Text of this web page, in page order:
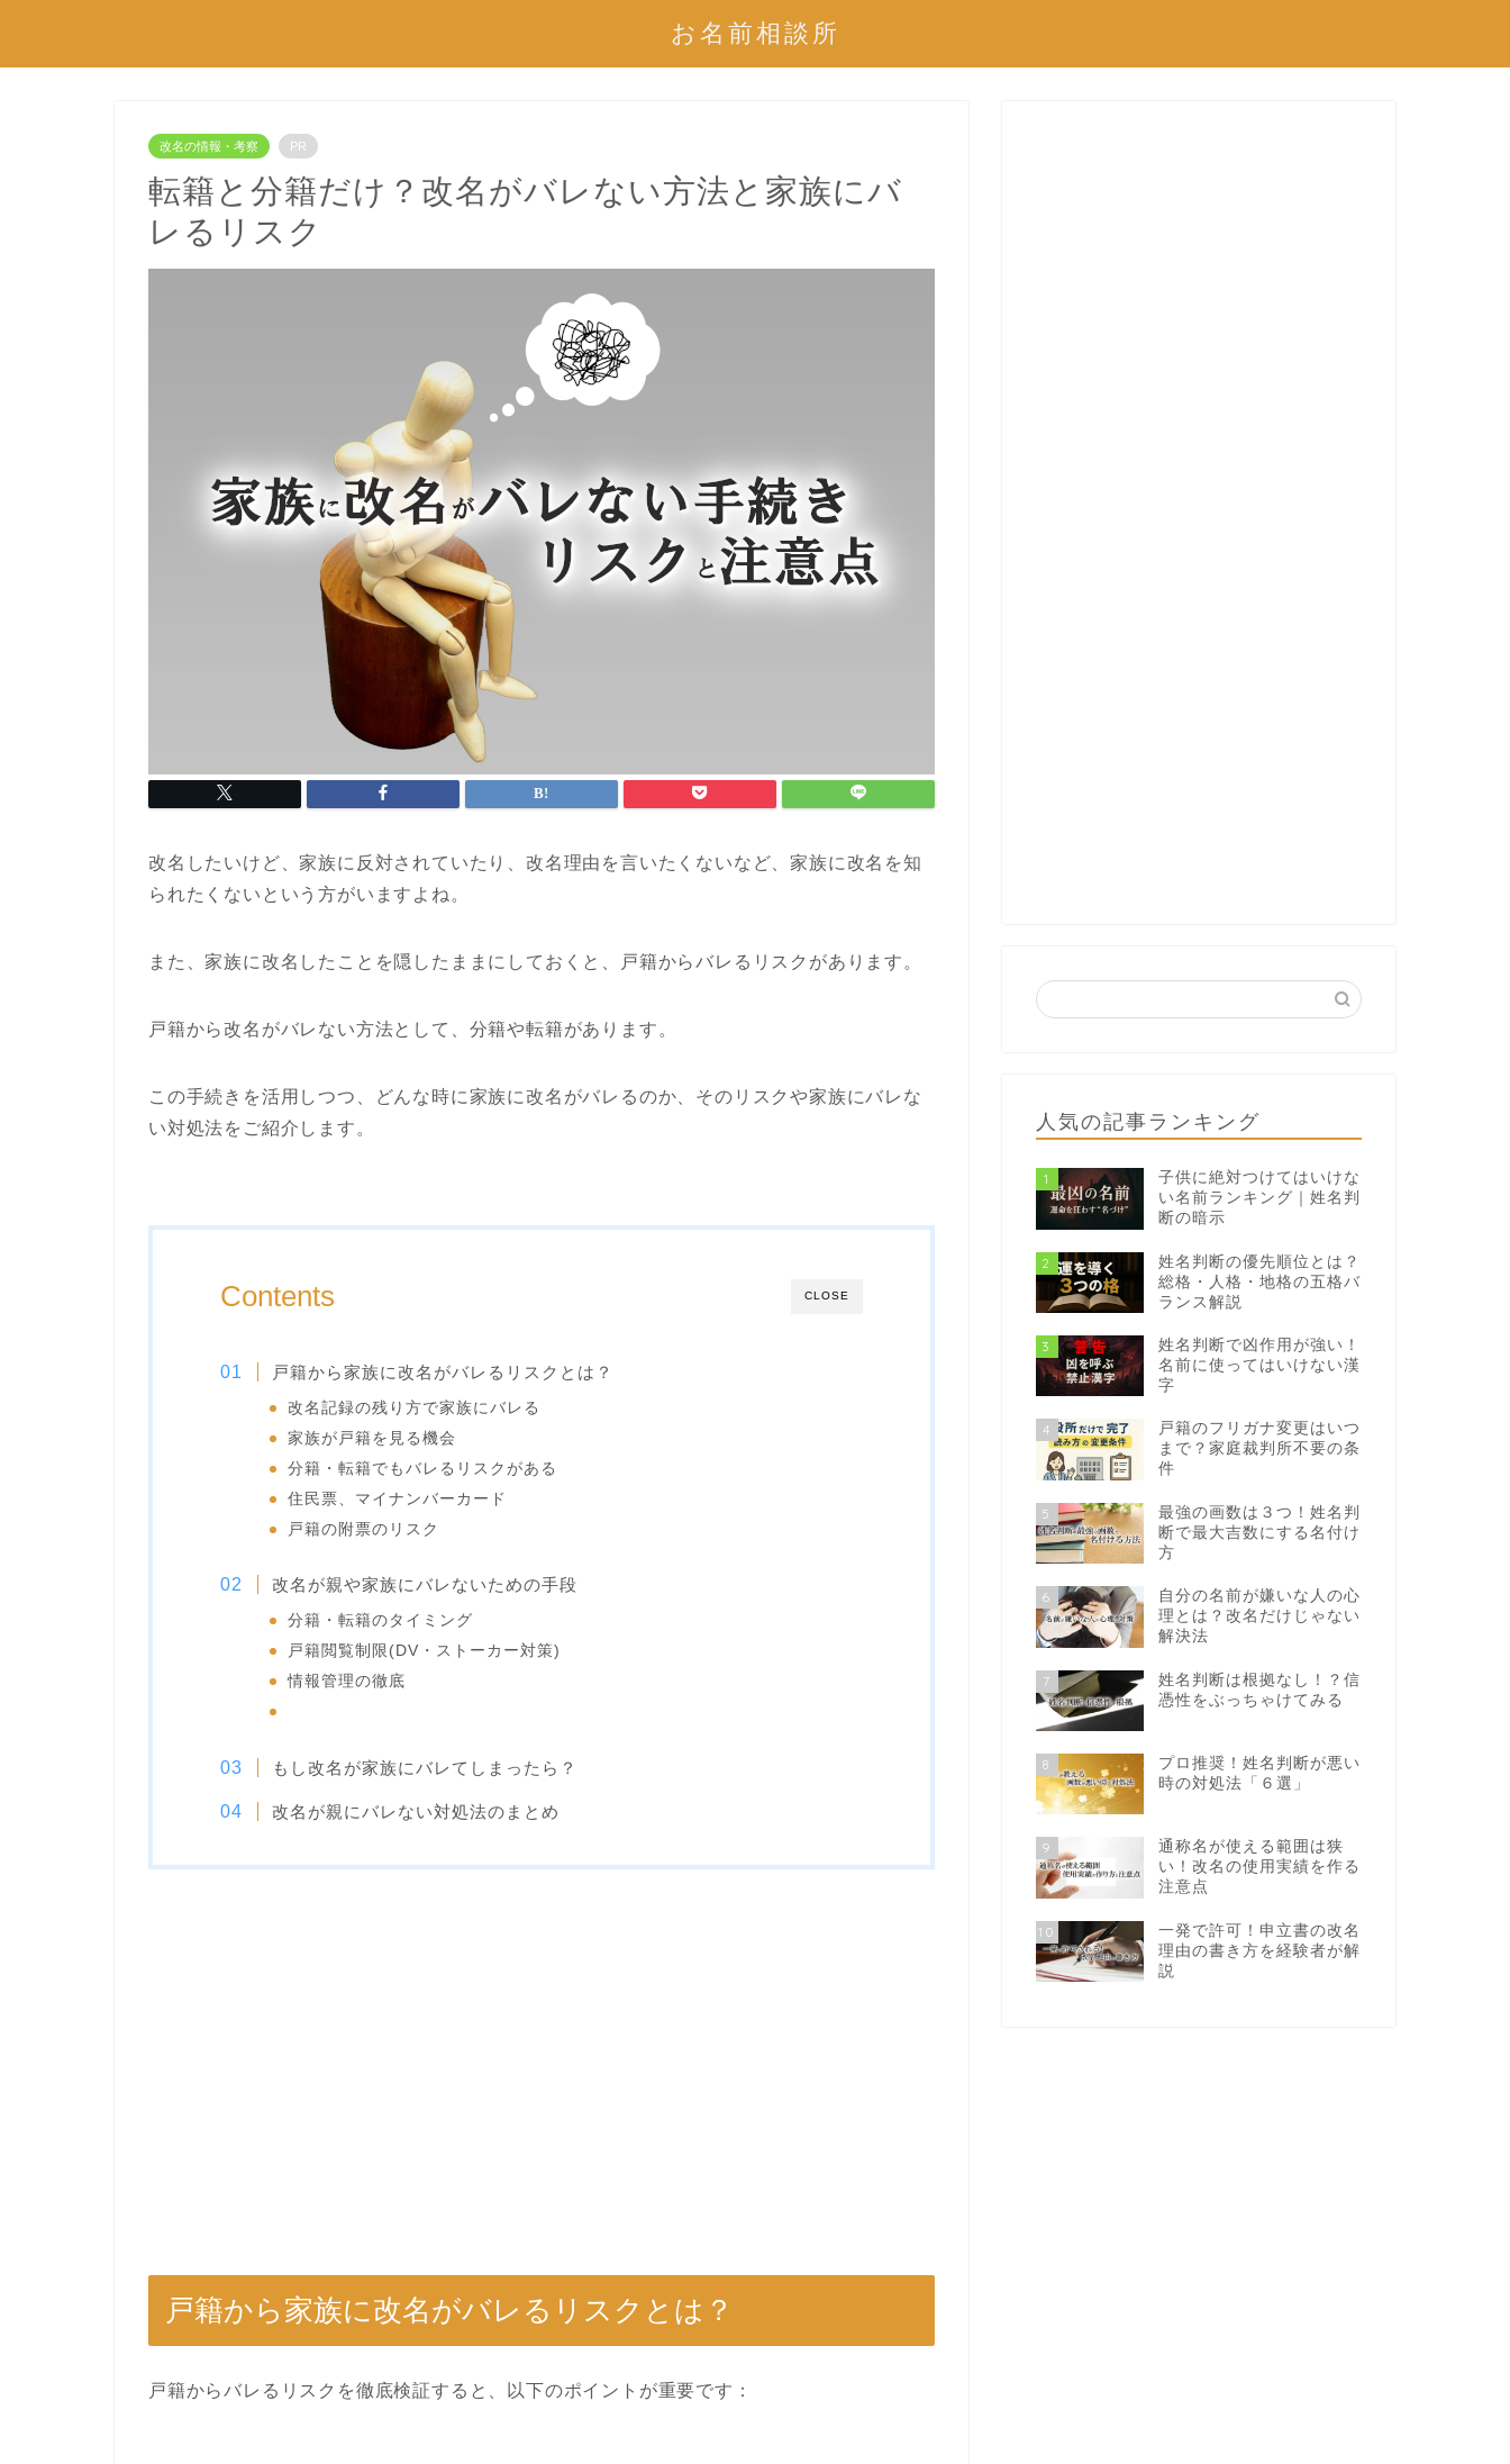
お名前相談所
改名の情報・考察 PR
転籍と分籍だけ？改名がバレない方法と家族にバ
レるリスク
改名したいけど、家族に反対されていたり、改名理由を言いたくないなど、家族に改名を知
られたくないという方がいますよね。
また、家族に改名したことを隠したままにしておくと、戸籍からバレるリスクがあります。
戸籍から改名がバレない方法として、分籍や転籍があります。
この手続きを活用しつつ、どんな時に家族に改名がバレるのか、そのリスクや家族にバレな
い対処法をご紹介します。
CLOSE
Contents
戸籍から家族に改名がバレるリスクとは？
改名記録の残り方で家族にバレる
家族が戸籍を見る機会
分籍・転籍でもバレるリスクがある
住民票、マイナンバーカード
戸籍の附票のリスク
改名が親や家族にバレないための手段
分籍・転籍のタイミング
戸籍閲覧制限(DV・ストーカー対策)
情報管理の徹底
もし改名が家族にバレてしまったら？
改名が親にバレない対処法のまとめ
戸籍から家族に改名がバレるリスクとは？
戸籍からバレるリスクを徹底検証すると、以下のポイントが重要です：
人気の記事ランキング
1
子供に絶対つけてはいけな
い名前ランキング｜姓名判
断の暗示
2
姓名判断の優先順位とは？
総格・人格・地格の五格バ
ランス解説
3
姓名判断で凶作用が強い！
名前に使ってはいけない漢
字
4
戸籍のフリガナ変更はいつ
まで？家庭裁判所不要の条
件
5
最強の画数は３つ！姓名判
断で最大吉数にする名付け
方
6
自分の名前が嫌いな人の心
理とは？改名だけじゃない
解決法
7
姓名判断は根拠なし！？信
憑性をぶっちゃけてみる
8
プロ推奨！姓名判断が悪い
時の対処法「６選」
9
通称名が使える範囲は狭
い！改名の使用実績を作る
注意点
10
一発で許可！申立書の改名
理由の書き方を経験者が解
説